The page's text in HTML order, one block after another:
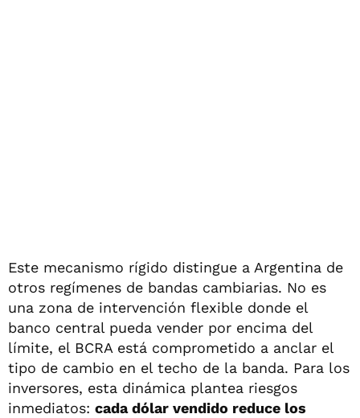
Este mecanismo rígido distingue a Argentina de
otros regímenes de bandas cambiarias. No es
una zona de intervención flexible donde el
banco central pueda vender por encima del
límite, el BCRA está comprometido a anclar el
tipo de cambio en el techo de la banda. Para los
inversores, esta dinámica plantea riesgos
inmediatos: cada dólar vendido reduce los